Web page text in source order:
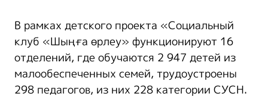
В рамках детского проекта «Социальный
клуб «Шыңға өрлеу» функционируют 16
отделений, где обучаются 2 947 детей из
малообеспеченных семей, трудоустроены
298 педагогов, из них 228 категории СУСН.